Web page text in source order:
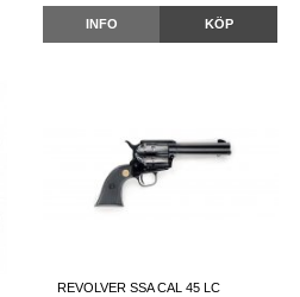
INFO KÖP
REVOLVER SSA CAL 45 LC